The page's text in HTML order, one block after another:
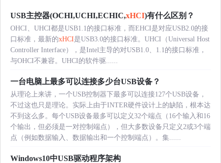
USB主控器(OCHI,UCHI,ECHIC,xHCI)有什么区别？
OHCI、UHCI都是USB1.1的接口标准，而EHCI是对应USB2.0的接
口标准，最新的xHCI是USB3.0的接口标准。UHCI（Universal Host
Controller Interface），是Intel主导的对USB1.0、1.1的接口标准，
与OHCI不兼容。UHCI的软件驱......
一台电脑上最多可以连接多少台USB设备？
从理论上来讲，一个USB控制器下最多可以连接127个USB设备，
不过这也只是理论。实际上由于INTER硬件设计上的缺陷，根本达
不到这么多。每个USB设备最多可以定义32个端点（16个输入和16
个输出，但必须是一对控制端点），但大多数设备只定义2或3个端
点（例如数据输入、数据输出和一个控制端点）。集......
Windows10中USB驱动程序架构